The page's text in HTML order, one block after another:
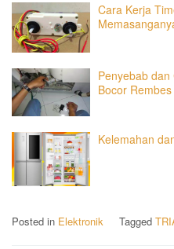
Cara Kerja
Penyebab
Bocor Rembes
Kelemahan
Posted in Elektronik Tagged